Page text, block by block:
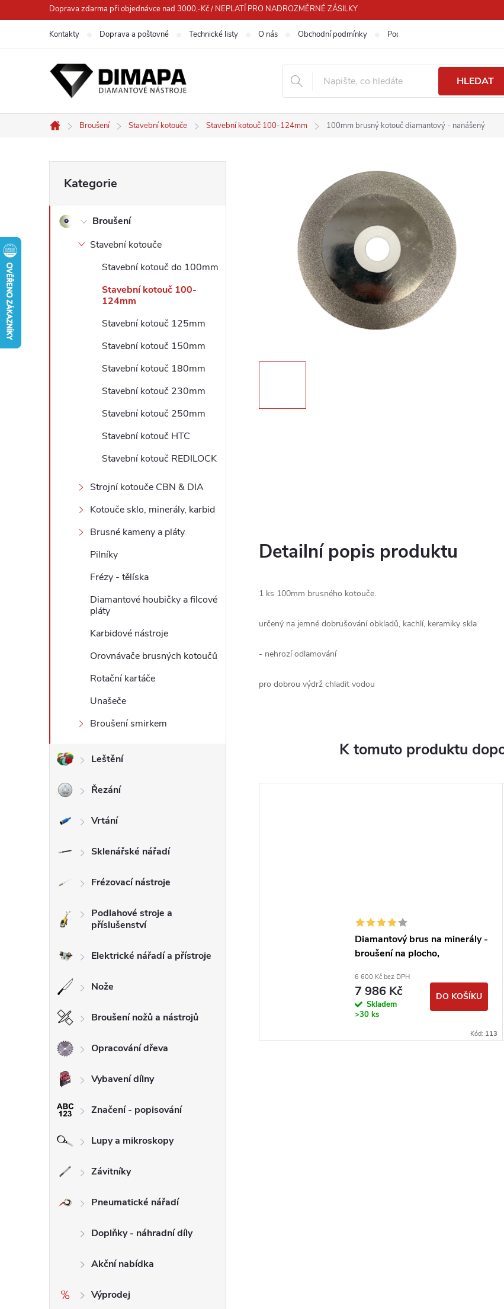
na
Doprava zdarma při objednávce nad 3000,-Kč / NEPLATÍ PRO NADROZMĚRNÉ ZÁSILKY
Kontakty Doprava a poštovné Technické listy O nás Obchodní podmínky Podmínky ochrany osobních údajů
HLEDAT
Domů
Broušení Stavební kotouče Stavební kotouč 100-124mm 100mm brusný kotouč diamantový - nanášený
o
kategorie
Kategorie
Broušení
Stavební kotouče
Stavební kotouč do 100mm
Stavební kotouč 100-
124mm
Stavební kotouč 125mm
Stavební kotouč 150mm
Stavební kotouč 180mm
Stavební kotouč 230mm
Stavební kotouč 250mm
Stavební kotouč HTC
Stavební kotouč REDILOCK
Strojní kotouče CBN & DIA
Kotouče sklo, minerály, karbid
Brusné kameny a pláty
Pilníky
Frézy - tělíska
Diamantové houbičky a filcové
pláty
Karbidové nástroje
Orovnávače brusných kotoučů
Rotační kartáče
Unašeče
Broušení smirkem
Leštění
Řezání
Vrtání
Sklenářské nářadí
Frézovací nástroje
Podlahové stroje a
příslušenství
Elektrické nářadí a přístroje
Nože
Broušení nožů a nástrojů
Opracování dřeva
Vybavení dílny
Značení - popisování
Lupy a mikroskopy
Závitníky
Pneumatické nářadí
Doplňky - náhradní díly
Akční nabídka
Výprodej
Detailní popis produktu
1 ks 100mm brusného kotouče.
určený na jemné dobrušování obkladů, kachlí, keramiky skla
- nehrozí odlamování
pro dobrou výdrž chladit vodou
K tomuto produktu
Diamantový brus na minerály -
broušení na plocho,
sklo, karbidy apod.
6 600 Kč bez DPH
7 986 Kč
Skladem
>30 ks
DO KOŠÍKU
Kód: 113